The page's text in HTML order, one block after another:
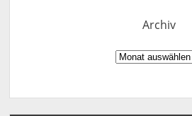
Archiv
Archiv